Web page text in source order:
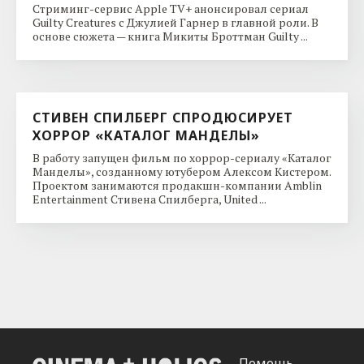
Стриминг-сервис Apple TV+ анонсировал сериал
Guilty Creatures с Джулией Гарнер в главной роли. В
основе сюжета — книга Микиты Броттман Guilty ...
СТИВЕН СПИЛБЕРГ СПРОДЮСИРУЕТ
ХОРРОР «КАТАЛОГ МАНДЕЛЫ»
В работу запущен фильм по хоррор-сериалу «Каталог
Манделы», созданному ютубером Алексом Кистером.
Проектом занимаются продакшн-компании Amblin
Entertainment Стивена Спилберга, United ...